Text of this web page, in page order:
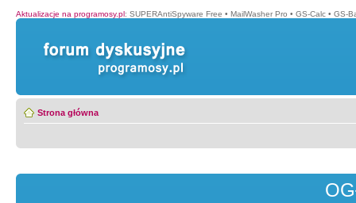
Aktualizacje na programosy.pl: SUPERAntiSpyware Free • MailWasher Pro • GS-Calc • GS-
Strona główna